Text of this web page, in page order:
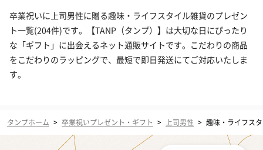
卒業祝いに上司男性に贈る趣味・ライフスタイル雑貨のプレゼン
ト一覧(204件)です。【TANP（タンプ）】は大切な日にぴったり
な「ギフト」に出会えるネット通販サイトです。こだわりの商品
をこだわりのラッピングで、最短で即日発送にてご対応いたしま
す。
タンプホーム > 卒業祝いプレゼント・ギフト > 上司男性 > 趣味・ライフス